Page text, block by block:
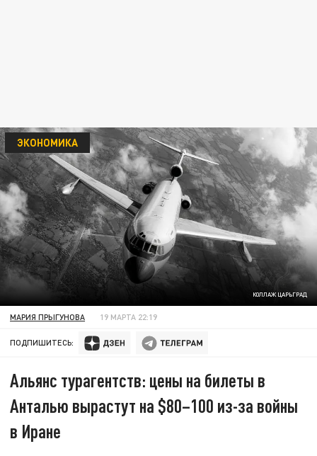
КОЛЛАЖ ЦАРЬГРАД
ЭКОНОМИКА
МАРИЯ ПРЫГУНОВА 19 МАРТА 22:19
ПОДПИШИТЕСЬ:
Альянс турагентств: цены на билеты в
Анталью вырастут на $80–100 из-за войны
в Иране